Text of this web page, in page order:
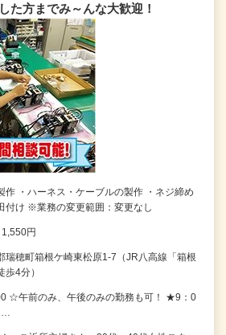
た方までみ～んな大歓迎！
作 ・ハーネス・ケーブルの製作 ・ネジ締め
付け ※業務の変更範囲：変更なし
円
瑞穂町箱根ケ崎東松原1-7（JR八高線「箱根
4分）
☆午前のみ、午後のみの勤務も可！ ★9：0